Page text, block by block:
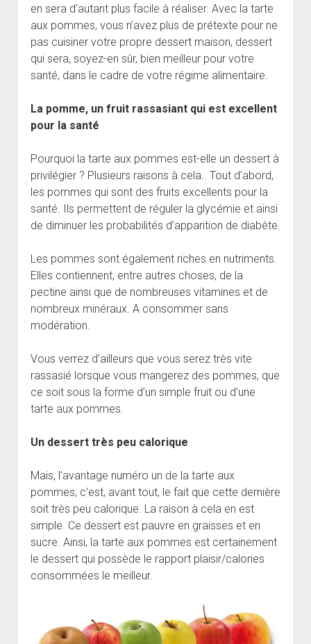
en sera d’autant plus facile à réaliser. Avec la tarte
aux pommes, vous n’avez plus de prétexte pour ne
pas cuisiner votre propre dessert maison, dessert
qui sera, soyez-en sûr, bien meilleur pour votre
santé, dans le cadre de votre régime alimentaire.
La pomme, un fruit rassasiant qui est excellent
pour la santé
Pourquoi la tarte aux pommes est-elle un dessert à
privilégier ? Plusieurs raisons à cela.. Tout d’abord,
les pommes qui sont des fruits excellents pour la
santé. Ils permettent de réguler la glycémie et ainsi
de diminuer les probabilités d’apparition de diabète.
Les pommes sont également riches en nutriments.
Elles contiennent, entre autres choses, de la
pectine ainsi que de nombreuses vitamines et de
nombreux minéraux. A consommer sans
modération.
Vous verrez d’ailleurs que vous serez très vite
rassasié lorsque vous mangerez des pommes, que
ce soit sous la forme d’un simple fruit ou d’une
tarte aux pommes.
Un dessert très peu calorique
Mais, l’avantage numéro un de la tarte aux
pommes, c’est, avant tout, le fait que cette dernière
soit très peu calorique. La raison à cela en est
simple. Ce dessert est pauvre en graisses et en
sucre. Ainsi, la tarte aux pommes est certainement
le dessert qui possède le rapport plaisir/calories
consommées le meilleur.